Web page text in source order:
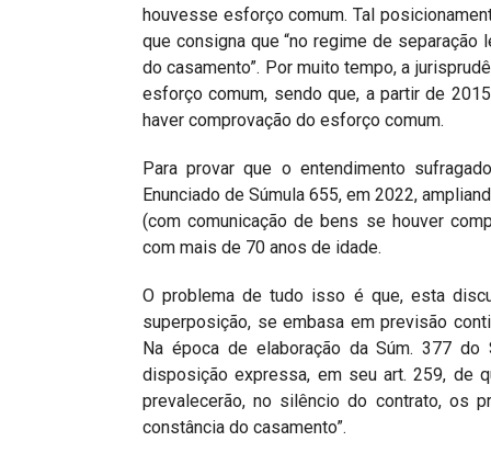
houvesse esforço comum. Tal
que consigna que “no regime de
do casamento”. Por muito tempo, a
esforço comum, sendo que, a partir de
haver comprovação do esforço comum.
Para provar que o entendimento
Enunciado de Súmula 655, em 2022,
(com comunicação de bens se houver
com mais de 70 anos de idade.
O problema de tudo isso é que, esta
superposição, se embasa em previsão
Na época de elaboração da Súm. 377
disposição expressa, em seu art. 259, de
prevalecerão, no silêncio do contrato, os
constância do casamento”.